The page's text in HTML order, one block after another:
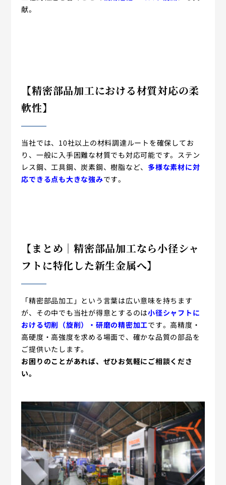
献。
【精密部品加工における材質対応の柔
軟性】
当社では、10社以上の材料調達ルートを確保してお
り、一般に入手困難な材質でも対応可能です。ステン
レス鋼、工具鋼、炭素鋼、樹脂など、 多様な素材に対
応できる点も大きな強みです。
【まとめ｜精密部品加工なら小径シャ
フトに特化した新生金属へ】
「精密部品加工」という言葉は広い意味を持ちます
が、その中でも当社が得意とするのは小径シャフトに
おける切削（旋削）・研磨の精密加工です。高精度・
高硬度・高強度を求める場面で、確かな品質の部品を
ご提供いたします。
お困りのことがあれば、ぜひお気軽にご相談くださ
い。